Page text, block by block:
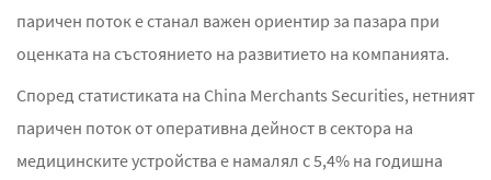
паричен поток е станал важен ориентир за пазара при
оценката на състоянието на развитието на компанията.
Според статистиката на China Merchants Securities, нетният
паричен поток от оперативна дейност в сектора на
медицинските устройства е намалял с 5,4% на годишна